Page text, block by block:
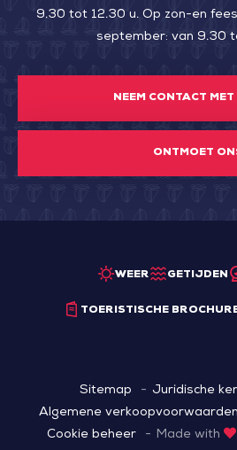
9.30 tot 12.30 u. Op zon-en
september: van 9.30
NEEM CONTACT
ONTMOET
WEER GETIJDEN
TOERISTISCHE
Sitemap
Juridische
Algemene verkoopvoorwaarden
Cookie beheer
Made with